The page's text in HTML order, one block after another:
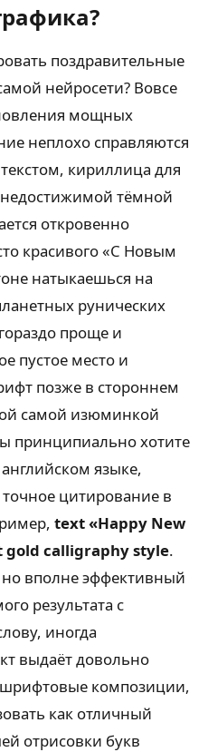
поздравительные
нейросети? Вовсе
мощных
неплохо справляются
кириллица для
недостижимой тёмной
откровенно
красивого «С Новым
натыкаешься на
рунических
проще и
пустое место и
позже в стороннем
самой изюминкой
принципиально хотите
языке,
цитирование в
text «Happy New
gold calligraphy style.
вполне эффективный
результата с
иногда
выдаёт довольно
композиции,
как отличный
отрисовки букв